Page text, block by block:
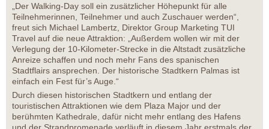
„Der Walking-Day soll ein zusätzlicher Höhepunkt für alle
Teilnehmerinnen, Teilnehmer und auch Zuschauer werden“,
freut sich Michael Lambertz, Direktor Group Marketing TUI
Travel auf die neue Attraktion: „Außerdem wollen wir mit der
Verlegung der 10-Kilometer-Strecke in die Altstadt zusätzliche
Anreize schaffen und noch mehr Fans des spanischen
Stadtflairs ansprechen. Der historische Stadtkern Palmas ist
einfach ein Fest für’s Auge.“
Durch diesen historischen Stadtkern und entlang der
touristischen Attraktionen wie dem Plaza Major und der
berühmten Kathedrale, dafür nicht mehr entlang des Hafens
und der Strandpromenade verläuft in diesem Jahr erstmals der